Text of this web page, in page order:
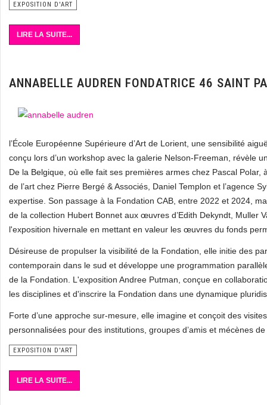
EXPOSITION D'ART
LIRE LA SUITE...
ANNABELLE AUDREN FONDATRICE 46 SAINT
l’École Européenne Supérieure d’Art de Lorient, une sensibilité
conçu lors d’un workshop avec la galerie Nelson-Freeman, révèle
De la Belgique, où elle fait ses premières armes chez Pascal
de l’art chez Pierre Bergé & Associés, Daniel Templon et l’agence
expertise. Son passage à la Fondation CAB, entre 2022 et 2024,
de la collection Hubert Bonnet aux œuvres d’Edith Dekyndt, Muller
l'exposition hivernale en mettant en valeur les œuvres du fonds
Désireuse de propulser la visibilité de la Fondation, elle initie des
contemporain dans le sud et développe une programmation
de la Fondation. L'exposition Andree Putman, conçue en
les disciplines et d'inscrire la Fondation dans une dynamique
Forte d’une approche sur-mesure, elle imagine et conçoit des
personnalisées pour des institutions, groupes d’amis et mécènes
EXPOSITION D'ART
LIRE LA SUITE...